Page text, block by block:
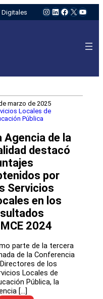
Instagram
LinkedIn
Facebook
X
marzo de 2025
Locales de
Pública
Agencia de la
destacó
por
Servicios
en los
2024
parte de la tercera
de la Conferencia
de los
Locales de
Pública, la
[…]